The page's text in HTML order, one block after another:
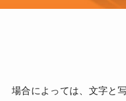
場合によっては、文字と